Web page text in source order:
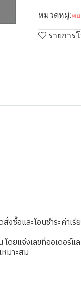
หมวดหมู่:ค
รายการ
ซื้อและโอนชำระค่าเรี
โดยแจ้งเลขที่ออเดอร์แ
หมาะสม